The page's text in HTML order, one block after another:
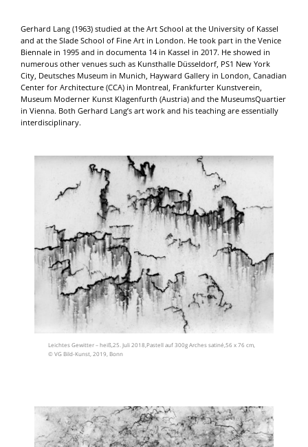
Leichtes Gewitter – heiß,25. Juli 2018,Pastell auf 300g Arches satiné,56 x 76 cm,
© VG Bild-Kunst, 2019, Bonn
Gerhard Lang (1963) studied at the Art School at the University of Kassel
and at the Slade School of Fine Art in London. He took part in the Venice
Biennale in 1995 and in documenta 14 in Kassel in 2017. He showed in
numerous other venues such as Kunsthalle Düsseldorf, PS1 New York
City, Deutsches Museum in Munich, Hayward Gallery in London, Canadian
Center for Architecture (CCA) in Montreal, Frankfurter Kunstverein,
Museum Moderner Kunst Klagenfurth (Austria) and the MuseumsQuartier
in Vienna. Both Gerhard Lang’s art work and his teaching are essentially
interdisciplinary.